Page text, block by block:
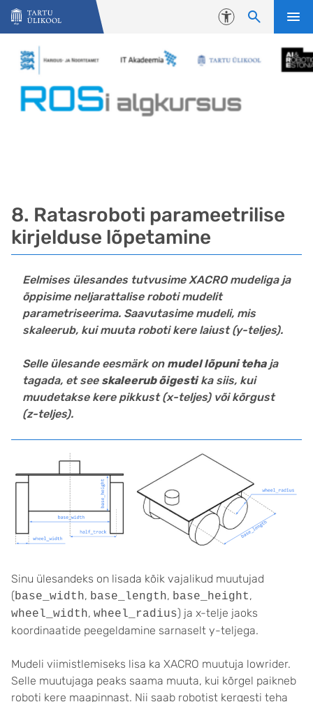
Liigu edasi põhisisu juurde
Juurdepääsetavus
8. Ratasroboti parameetrilise
kirjelduse lõpetamine
Eelmises ülesandes tutvusime XACRO mudeliga ja
õppisime neljarattalise roboti mudelit
parametriseerima. Saavutasime mudeli, mis
skaleerub, kui muuta roboti kere laiust (y-teljes).
Selle ülesande eesmärk on mudel lõpuni tehaja
tagada, et see skaleerub õigestika siis, kui
muudetakse kere pikkust (x-teljes) või kõrgust
(z-teljes).
Sinu ülesandeks on lisada kõik vajalikud muutujad
(base_width, base_length, base_height,
wheel_width, wheel_radius) ja x-telje jaoks
koordinaatide peegeldamine sarnaselt y-teljega.
Mudeli viimistlemiseks lisa ka XACRO muutuja lowrider.
Selle muutujaga peaks saama muuta, kui kõrgel paikneb
roboti kere maapinnast. Nii saab robotist kergesti teha